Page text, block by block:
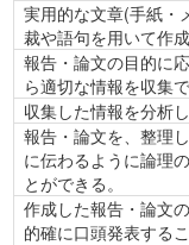
実用的な文章(手紙・
裁や語句を用いて作
報告・論文の目的に
ら適切な情報を収集
収集した情報を分析
報告・論文を、整理
に伝わるように論理
とができる。
作成した報告・論文
的確に口頭発表する